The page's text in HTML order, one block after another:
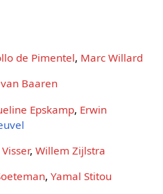
de Pimentel, Marc Willard
Baaren
Epskamp, Erwin
, Willem Zijlstra
, Yamal Stitou